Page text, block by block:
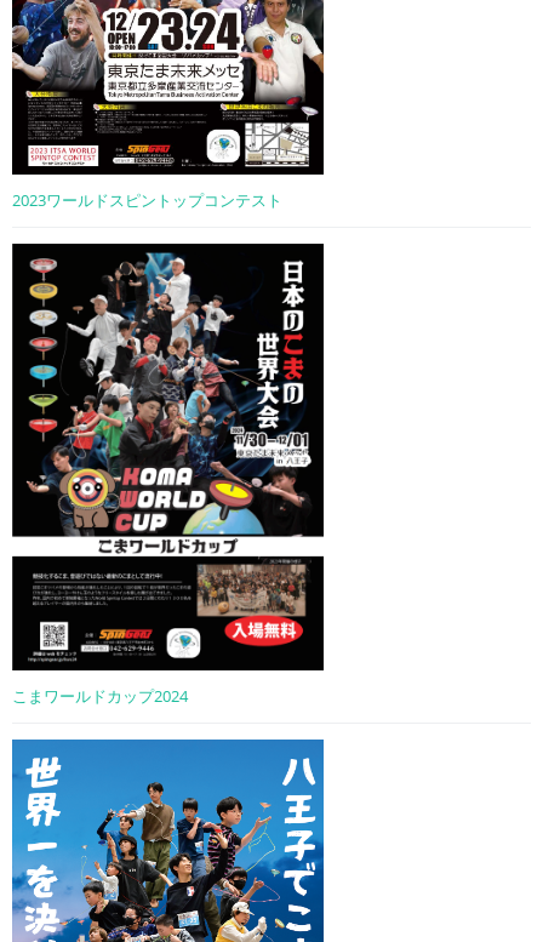
2023ワールドスピントップコンテスト
こまワールドカップ2024